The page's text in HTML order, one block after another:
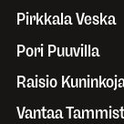
Pirkkala Veska
Pori Puuvilla
Raisio
Vantaa